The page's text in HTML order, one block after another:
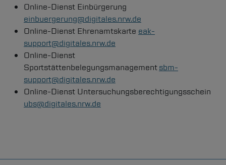
Online-Dienst Einbürgerung
einbuergerung@digitales.nrw.de
Online-Dienst Ehrenamtskarte eak-
support@digitales.nrw.de
Online-Dienst
Sportstättenbelegungsmanagementsbm-
support@digitales.nrw.de
Online-Dienst Untersuchungsberechtigungsschein
ubs@digitales.nrw.de